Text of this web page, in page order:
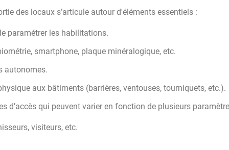
des locaux s’articule autour d'éléments essentiels :
paramétrer les habilitations.
smartphone, plaque minéralogique, etc.
autonomes.
aux bâtiments (barrières, ventouses, tourniquets, etc.).
d’accès qui peuvent varier en fonction de plusieurs
visiteurs, etc.